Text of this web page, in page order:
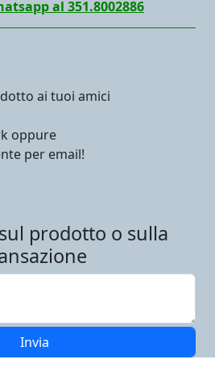
al 351.8002886
ai tuoi amici
oppure
per email!
prodotto o sulla